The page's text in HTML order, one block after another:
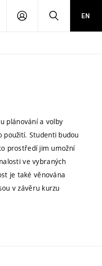
PŘIHLÁSIT HLEDATEN
plánování a volby
použití. Studenti budou
prostředí jim umožní
ve vybraných
je také věnována
v závěru kurzu